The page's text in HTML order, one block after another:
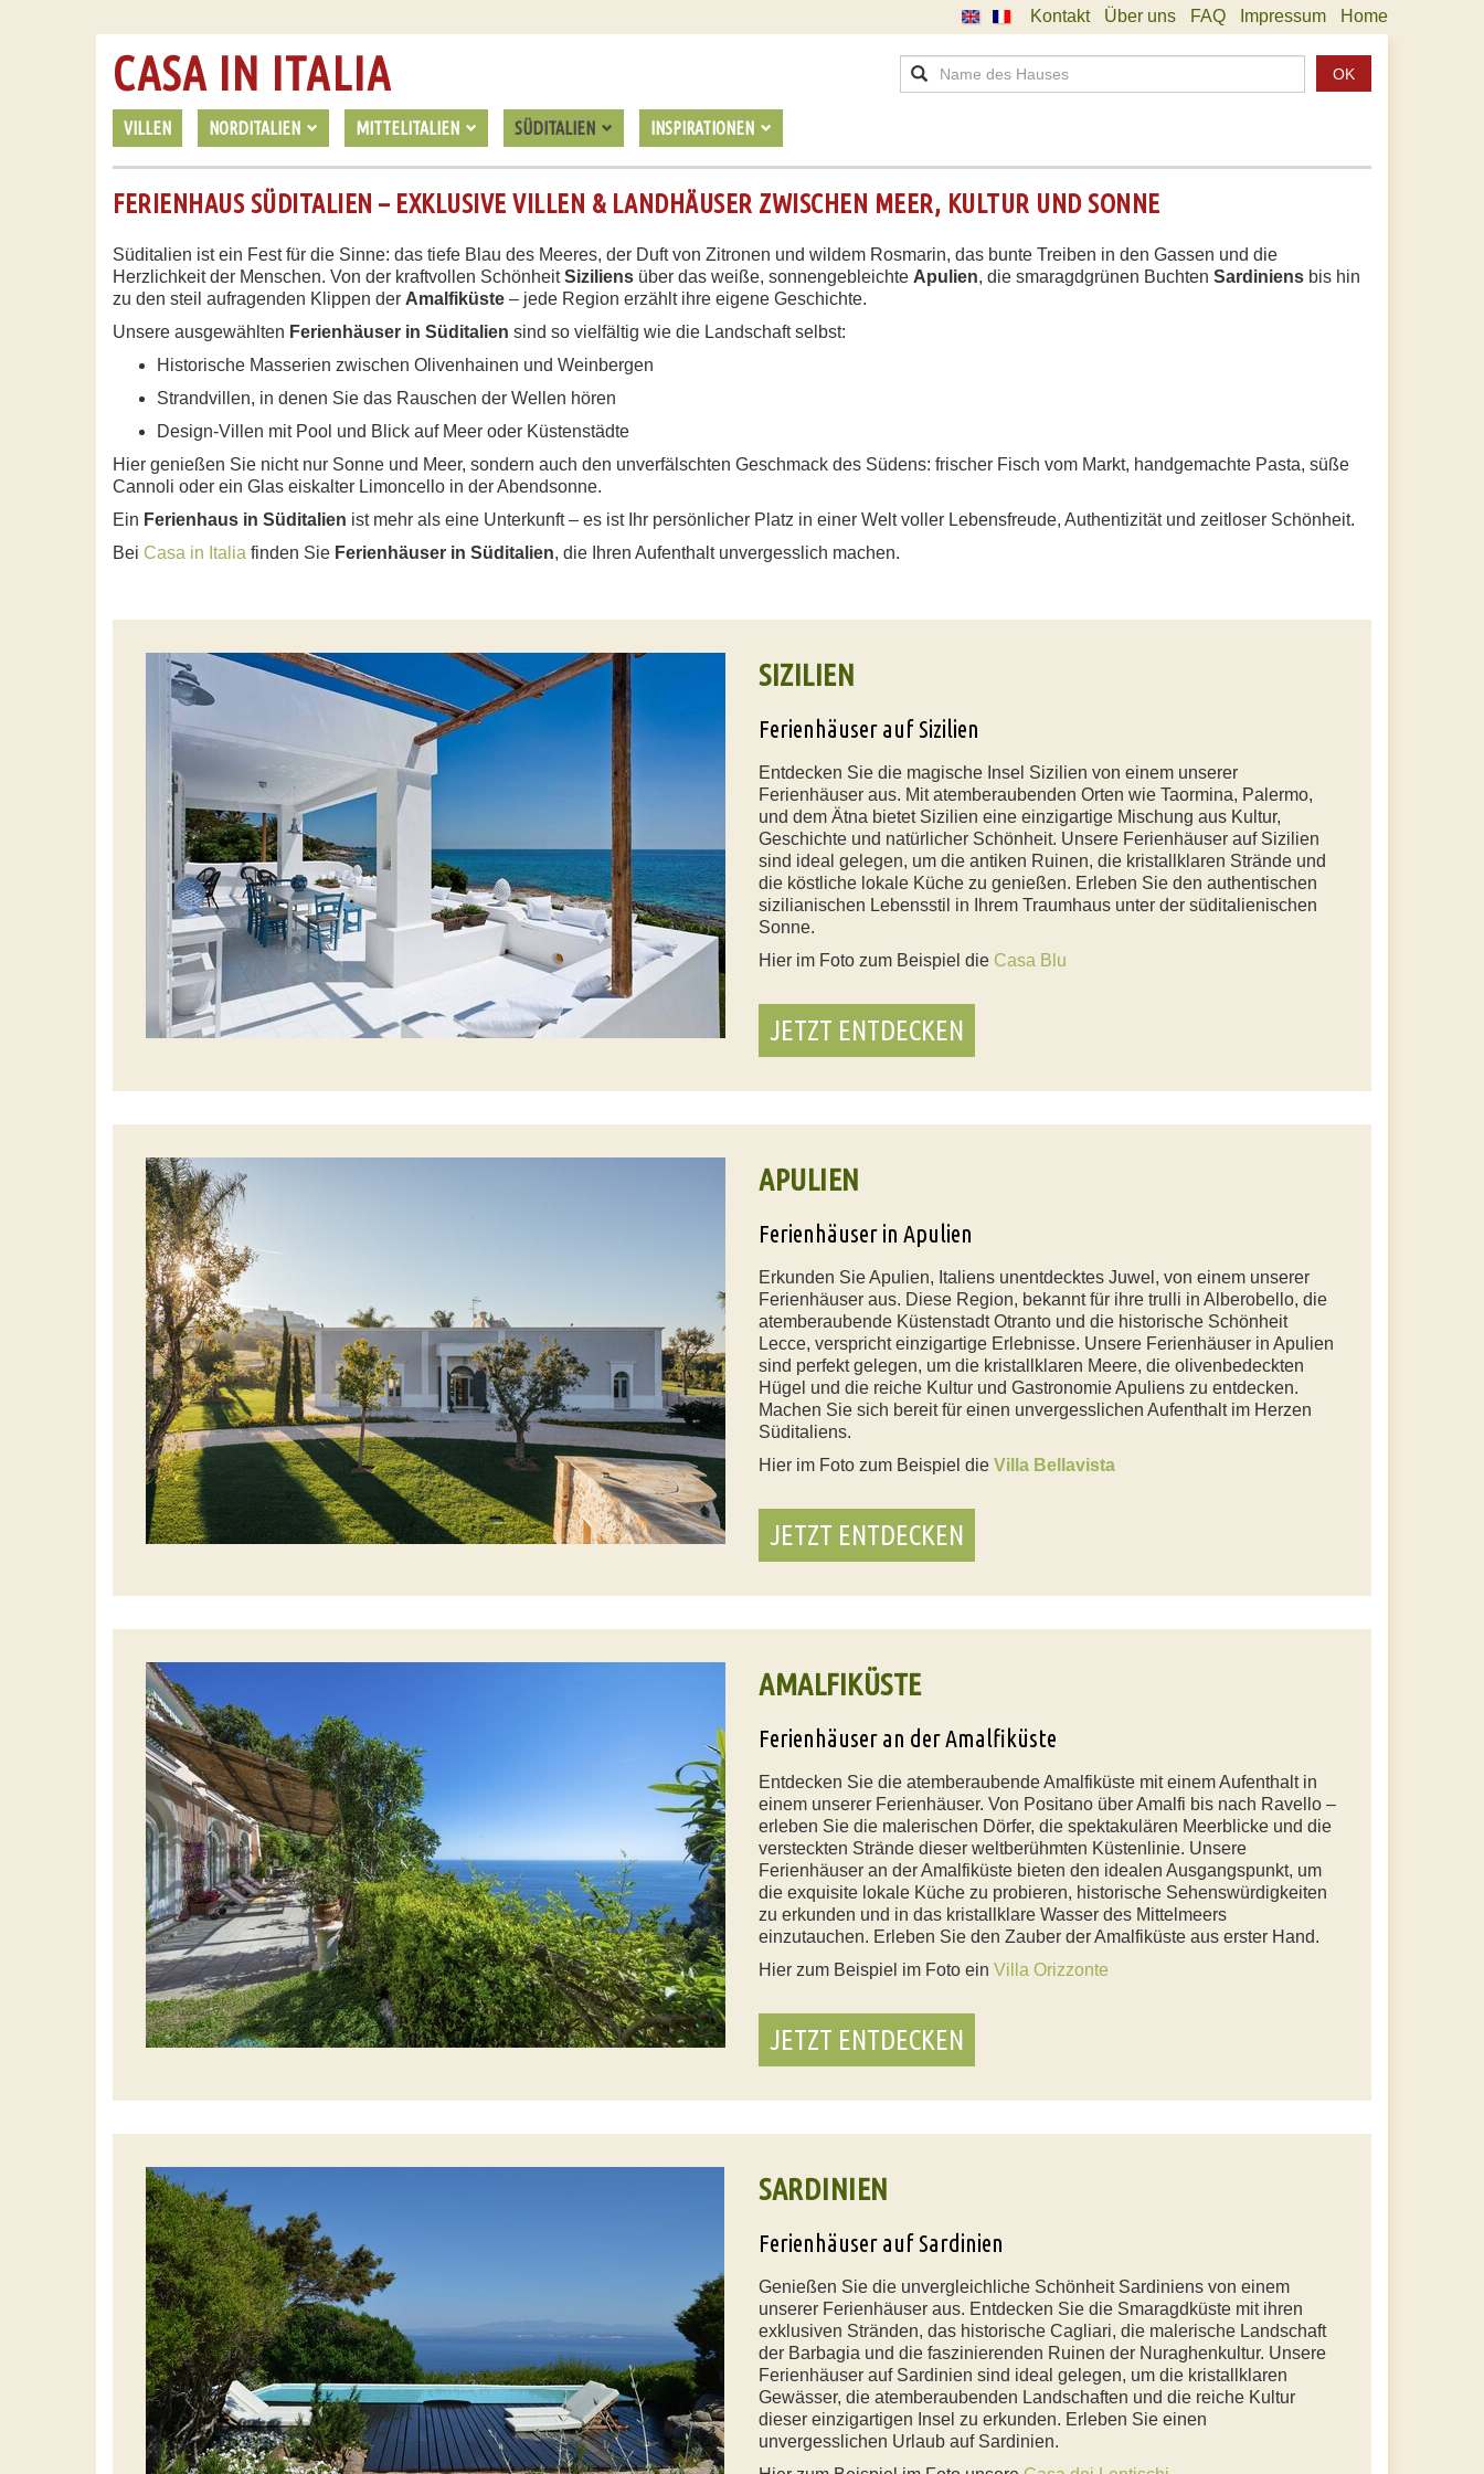
Kontakt Über uns FAQ Impressum Home
VILLEN NORDITALIEN MITTELITALIEN SÜDITALIEN INSPIRATIONEN
CASA IN ITALIA OK
FERIENHAUS SÜDITALIEN – EXKLUSIVE VILLEN & LANDHÄUSER ZWISCHEN MEER, KULTUR UND SONNE
Süditalien ist ein Fest für die Sinne: das tiefe Blau des Meeres, der Duft von Zitronen und wildem Rosmarin, das bunte Treiben in den Gassen und die
Herzlichkeit der Menschen. Von der kraftvollen SchönheitSiziliens über das weiße, sonnengebleichte Apulien, die smaragdgrünen Buchten Sardiniens bis hin
zu den steil aufragenden Klippen der Amalfiküste – jede Region erzählt ihre eigene Geschichte.
Unsere ausgewählten Ferienhäuser in Süditalien sind so vielfältig wie die Landschaft selbst:
Historische Masserien zwischen Olivenhainen und Weinbergen
Strandvillen, in denen Sie das Rauschen der Wellen hören
Design-Villen mit Pool und Blick auf Meer oder Küstenstädte
Hier genießen Sie nicht nur Sonne und Meer, sondern auch den unverfälschten Geschmack des Südens: frischer Fisch vom Markt, handgemachte Pasta, süße
Cannoli oder ein Glas eiskalter Limoncello in der Abendsonne.
Ein Ferienhaus in Süditalien ist mehr als eine Unterkunft – es ist Ihr persönlicher Platz in einer Welt voller Lebensfreude, Authentizität und zeitloser Schönheit.
Bei Casa in Italia finden Sie Ferienhäuser in Süditalien, die Ihren Aufenthalt unvergesslich machen.
SIZILIEN
Ferienhäuser auf Sizilien
Entdecken Sie die magische Insel Sizilien von einem unserer
Ferienhäuser aus. Mit atemberaubenden Orten wie Taormina, Palermo,
und dem Ätna bietet Sizilien eine einzigartige Mischung aus Kultur,
Geschichte und natürlicher Schönheit. Unsere Ferienhäuser auf Sizilien
sind ideal gelegen, um die antiken Ruinen, die kristallklaren Strände und
die köstliche lokale Küche zu genießen. Erleben Sie den authentischen
sizilianischen Lebensstil in Ihrem Traumhaus unter der süditalienischen
Sonne.
Hier im Foto zum Beispiel die Casa Blu
JETZT ENTDECKEN
APULIEN
Ferienhäuser in Apulien
Erkunden Sie Apulien, Italiens unentdecktes Juwel, von einem unserer
Ferienhäuser aus. Diese Region, bekannt für ihre trulli in Alberobello, die
atemberaubende Küstenstadt Otranto und die historische Schönheit
Lecce, verspricht einzigartige Erlebnisse. Unsere Ferienhäuser in Apulien
sind perfekt gelegen, um die kristallklaren Meere, die olivenbedeckten
Hügel und die reiche Kultur und Gastronomie Apuliens zu entdecken.
Machen Sie sich bereit für einen unvergesslichen Aufenthalt im Herzen
Süditaliens.
Hier im Foto zum Beispiel die Villa Bellavista
JETZT ENTDECKEN
AMALFIKÜSTE
Ferienhäuser an der Amalfiküste
Entdecken Sie die atemberaubende Amalfiküste mit einem Aufenthalt in
einem unserer Ferienhäuser. Von Positano über Amalfi bis nach Ravello –
erleben Sie die malerischen Dörfer, die spektakulären Meerblicke und die
versteckten Strände dieser weltberühmten Küstenlinie. Unsere
Ferienhäuser an der Amalfiküste bieten den idealen Ausgangspunkt, um
die exquisite lokale Küche zu probieren, historische Sehenswürdigkeiten
zu erkunden und in das kristallklare Wasser des Mittelmeers
einzutauchen. Erleben Sie den Zauber der Amalfiküste aus erster Hand.
Hier zum Beispiel im Foto ein Villa Orizzonte
JETZT ENTDECKEN
SARDINIEN
Ferienhäuser auf Sardinien
Genießen Sie die unvergleichliche Schönheit Sardiniens von einem
unserer Ferienhäuser aus. Entdecken Sie die Smaragdküste mit ihren
exklusiven Stränden, das historische Cagliari, die malerische Landschaft
der Barbagia und die faszinierenden Ruinen der Nuraghenkultur. Unsere
Ferienhäuser auf Sardinien sind ideal gelegen, um die kristallklaren
Gewässer, die atemberaubenden Landschaften und die reiche Kultur
dieser einzigartigen Insel zu erkunden. Erleben Sie einen
unvergesslichen Urlaub auf Sardinien.